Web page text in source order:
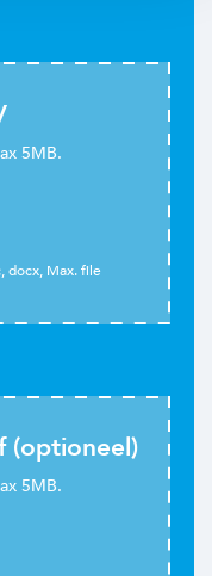
docx, Max. file
(optioneel)